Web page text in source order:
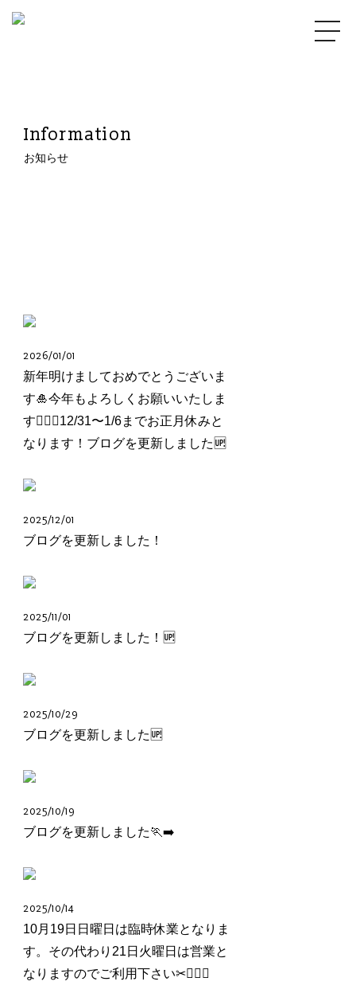
Information
お知らせ
2026/01/01
新年明けましておめでとうございま
す🎍今年もよろしくお願いいたしま
す🙇🏻‍♂️12/31〜1/6までお正月休みと
なります！ブログを更新しました🆙
2025/12/01
ブログを更新しました！
2025/11/01
ブログを更新しました！🆙
2025/10/29
ブログを更新しました🆙
2025/10/19
ブログを更新しました🏃‍➡️
2025/10/14
10月19日日曜日は臨時休業となりま
す。その代わり21日火曜日は営業と
なりますのでご利用下さい✂︎🙇🏻‍♂️